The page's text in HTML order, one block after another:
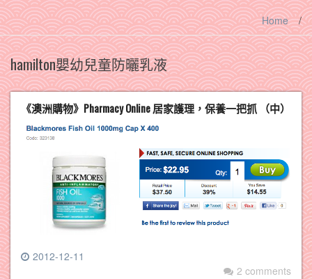
Home /
hamilton嬰幼兒童防曬乳液
《澳洲購物》Pharmacy Online 居家護理，保養一把抓 （中）
2012-12-11
2 comments